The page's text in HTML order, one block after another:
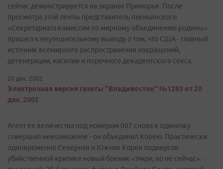
сейчас демонстрируется на экранах Приморья. После
просмотра этой ленты представитель пхеньянского
«Секретариата комиссии по мирному объединению родины»
пришел к неутешительному выводу о том, что США - главный
источник всемирного распространения извращений,
дегенерации, насилия и порочного декадентского секса.
20 дек. 2002
Электронная версия газеты "Владивосток" №1283 от 20
дек. 2002
Агент ее величества под номером 007 снова в одиночку
совершил невозможное - он объединил Корею. Практически
одновременно Северная и Южная Кореи подвергли
убийственной критике новый боевик «Умри, но не сейчас» -